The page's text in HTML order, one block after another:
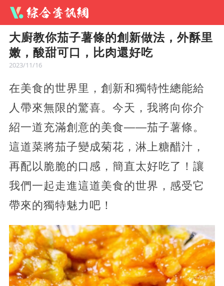
大廚教你茄子薯條的創新做法，外酥里
嫩，酸甜可口，比肉還好吃
2023/11/16
在美食的世界里，創新和獨特性總能給
人帶來無限的驚喜。今天，我將向你介
紹一道充滿創意的美食——茄子薯條。
這道菜將茄子變成菊花，淋上糖醋汁，
再配以脆脆的口感，簡直太好吃了！讓
我們一起走進這道美食的世界，感受它
帶來的獨特魅力吧！